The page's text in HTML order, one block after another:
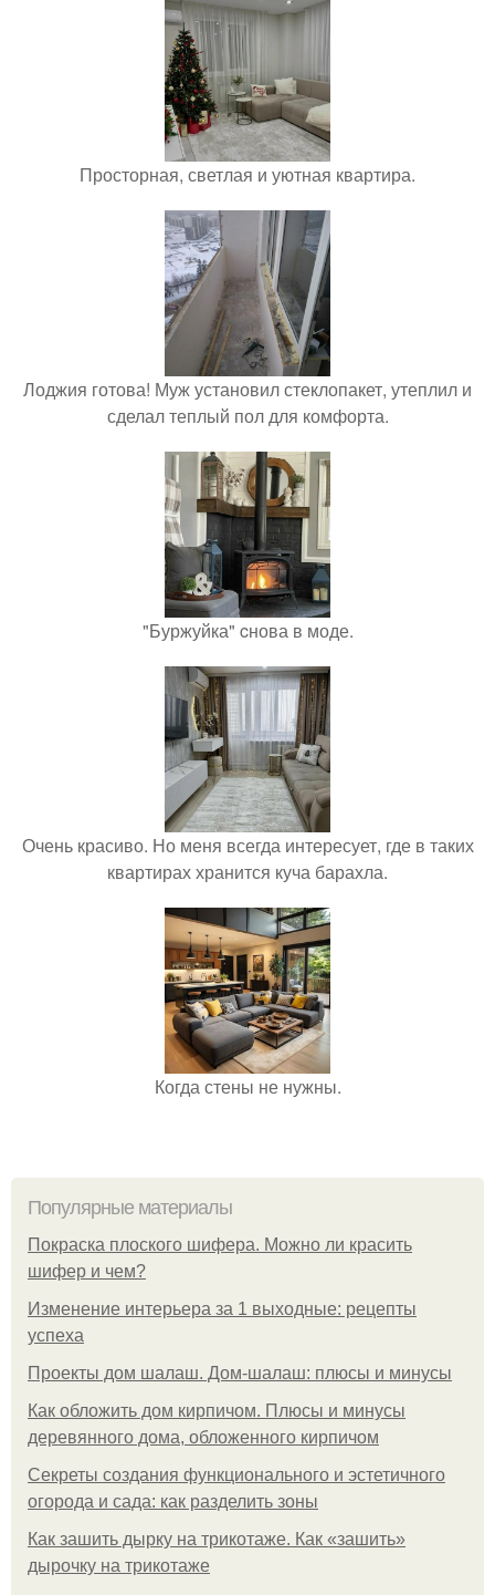
Просторная, светлая и уютная квартира.
Лоджия готова! Муж установил стеклопакет, утеплил и
сделал теплый пол для комфорта.
"Буржуйка" cнова в моде.
Очень красиво. Но меня всегда интересует, где в таких
квартирах хранится куча барахла.
Когда стены не нужны.
Популярные материалы
Покраска плоского шифера. Можно ли красить
шифер и чем?
Изменение интерьера за 1 выходные: рецепты
успеха
Проекты дом шалаш. Дом-шалаш: плюсы и минусы
Как обложить дом кирпичом. Плюсы и минусы
деревянного дома, обложенного кирпичом
Секреты создания функционального и эстетичного
огорода и сада: как разделить зоны
Как зашить дырку на трикотаже. Как «зашить»
дырочку на трикотаже